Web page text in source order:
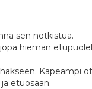
sen notkistua.
hieman
Kapeampi
etuosaan.